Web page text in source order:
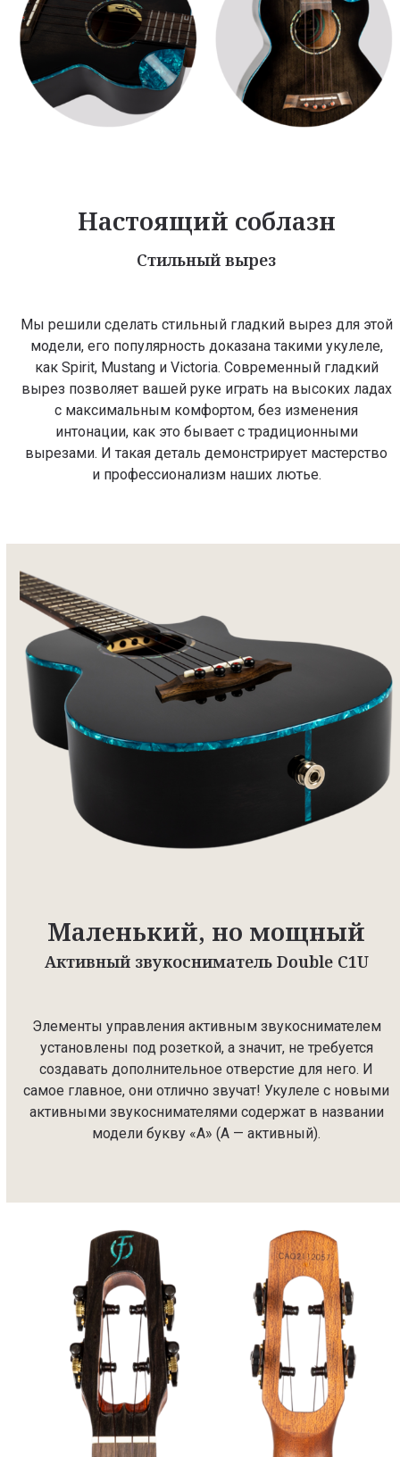
Настоящий соблазн
Стильный вырез
Мы решили сделать стильный гладкий вырез для этой
модели, его популярность доказана такими укулеле,
как Spirit, Mustang и Victoria. Современный гладкий
вырез позволяет вашей руке играть на высоких ладах
с максимальным комфортом, без изменения
интонации, как это бывает с традиционными
вырезами. И такая деталь демонстрирует мастерство
и профессионализм наших лютье.
Маленький, но мощный
Активный звукосниматель Double C1U
Элементы управления активным звукоснимателем
установлены под розеткой, а значит, не требуется
создавать дополнительное отверстие для него. И
самое главное, они отлично звучат! Укулеле с новыми
активными звукоснимателями содержат в названии
модели букву «А» (А — активный).